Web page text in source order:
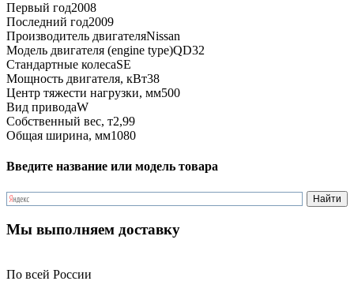
Первый год2008
Последний год2009
Производитель двигателяNissan
Модель двигателя (engine type)QD32
Стандартные колесаSE
Мощность двигателя, кВт38
Центр тяжести нагрузки, мм500
Вид приводаW
Собственный вес, т2,99
Общая ширина, мм1080
Введите название или модель товара
Мы выполняем доставку
По всей России